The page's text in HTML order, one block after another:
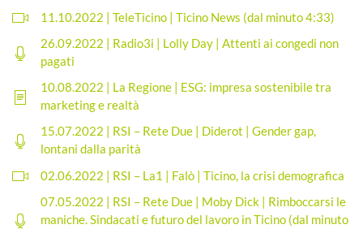
11.10.2022 | TeleTicino | Ticino News (dal minuto4:33)
26.09.2022 | Radio3i | Lolly Day | Attenti ai congedi non
pagati
10.08.2022 | La Regione | ESG: impresa sostenibile tra
marketing e realtà
15.07.2022 | RSI – Rete Due | Diderot | Gender gap,
lontani dalla parità
02.06.2022 | RSI – La1 | Falò | Ticino, la crisi demografica
07.05.2022 | RSI – Rete Due | Moby Dick | Rimboccarsi le
maniche. Sindacati e futuro del lavoro in Ticino (dal minuto